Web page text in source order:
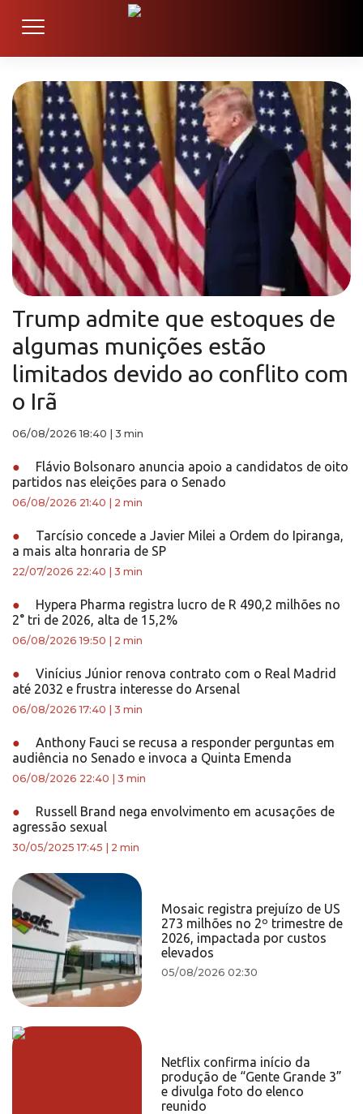
Trump admite que estoques de
algumas munições estão
limitados devido ao conflito com
o Irã
06/08/2026 18:40 3 min
●
Flávio Bolsonaro anuncia apoio a candidatos de oito
partidos nas eleições para o Senado
06/08/2026 21:40 2 min
●
Tarcísio concede a Javier Milei a Ordem do Ipiranga,
a mais alta honraria de SP
22/07/2026 22:40 3 min
●
Hypera Pharma registra lucro de R 490,2 milhões no
2° tri de 2026, alta de 15,2%
06/08/2026 19:50 2 min
●
Vinícius Júnior renova contrato com o Real Madrid
até 2032 e frustra interesse do Arsenal
06/08/2026 17:40 3 min
●
Anthony Fauci se recusa a responder perguntas em
audiência no Senado e invoca a Quinta Emenda
06/08/2026 22:40 3 min
●
Russell Brand nega envolvimento em acusações de
agressão sexual
30/05/2025 17:45 2 min
Mosaic registra prejuízo de US
273 milhões no 2º trimestre de
2026, impactada por custos
elevados
05/08/2026 02:30
Netflix confirma início da
produção de “Gente Grande 3”
e divulga foto do elenco
reunido